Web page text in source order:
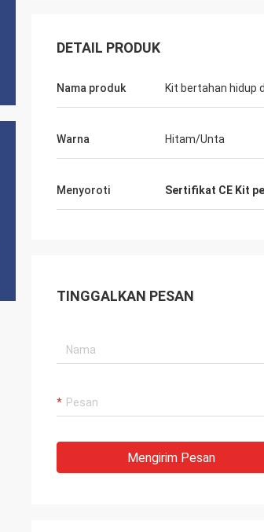
DETAIL PRODUK
Nama produk Kit bertahan hidup
Warna Hitam/Unta
Menyoroti Sertifikat CE Kit
TINGGALKAN PESAN
Mengirim Pesan